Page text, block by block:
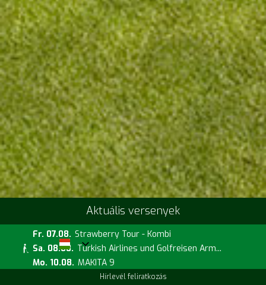
Aktuális versenyek
Fr. 07.08. Strawberry Tour - Kombi
Sa. 08.08. Turkish Airlines und Golfreisen Arm...
Mo. 10.08. MAKITA 9
Hírlevél feliratkozás